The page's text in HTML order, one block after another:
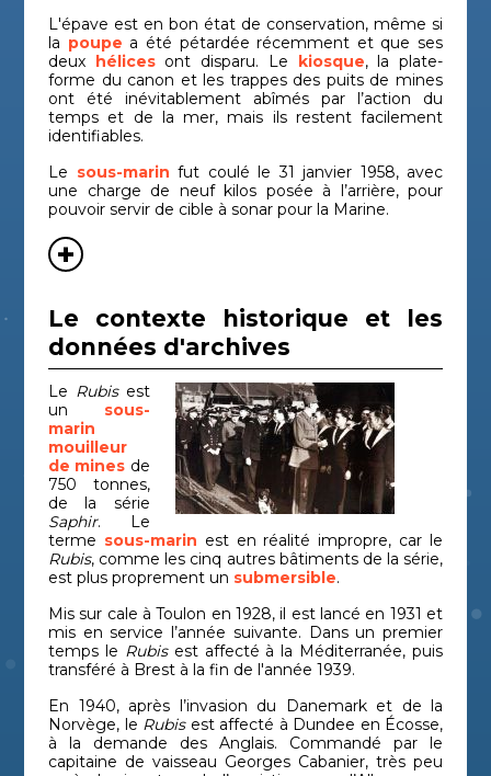
L'épave est en bon état de conservation, même si
la poupe a été pétardée récemment et que ses
deux
hélicesont disparu. Le kiosque, la plate-
forme du canon et les trappes des puits de mines
ont été inévitablement abîmés par l’action du
temps et de la mer, mais ils restent facilement
identifiables.
Le sous-marin fut coulé le 31 janvier 1958, avec
une charge de neuf kilos posée à l’arrière, pour
pouvoir servir de cible à sonar pour la Marine.
Le contexte historique et les
données d'archives
Le Rubisest
un sous-
marin
mouilleur
de mines de
750 tonnes,
de la série
Saphir. Le
terme sous-marin est en réalité impropre, car le
Rubis, comme les cinq autres bâtiments de la série,
est plus proprement un submersible.
Mis sur cale à Toulon en 1928, il est lancé en 1931 et
mis en service l’année suivante. Dans un premier
temps le Rubisest affecté à la Méditerranée, puis
transféré à Brest à la fin de l'année 1939.
En 1940, après l’invasion du Danemark et de la
Norvège, le Rubisest affecté à Dundee en Écosse,
à la demande des Anglais. Commandé par le
capitaine de vaisseau Georges Cabanier, très peu